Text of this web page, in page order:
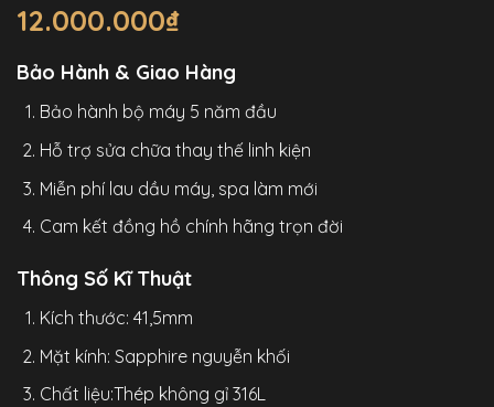
12.000.000₫
Bảo Hành & Giao Hàng
Bảo hành bộ máy 5 năm đầu
Hỗ trợ sửa chữa thay thế linh kiện
Miễn phí lau dầu máy, spa làm mới
Cam kết đồng hồ chính hãng trọn đời
Thông Số Kĩ Thuật
Kích thước: 41,5mm
Mặt kính: Sapphire nguyễn khối
Chất liệu:Thép không gỉ 316L